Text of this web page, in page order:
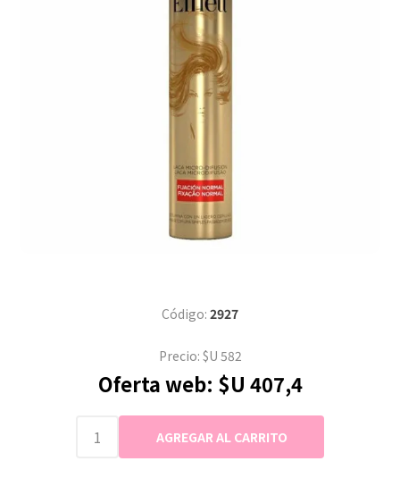
Código: 2927
Precio: $U 582
Oferta web: $U 407,4